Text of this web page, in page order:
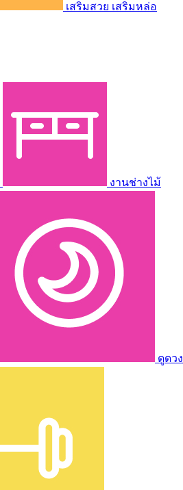
เสริมสวย เสริมหล่อ
งานช่างไม้
ดูดวง